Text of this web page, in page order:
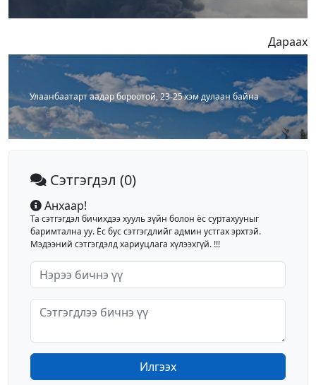
Дараах
Улаанбаатарт аадар бороотой, 23-25 хэм дулаан байна
Сэтгэгдэл (0)
Анхаар!
Та сэтгэгдэл бичихдээ хууль зүйн болон ёс суртахууныг
баримтална уу. Ёс бус сэтгэгдлийг админ устгах эрхтэй.
Мэдээний сэтгэгдэлд хариуцлага хүлээхгүй. !!!
Илгээх